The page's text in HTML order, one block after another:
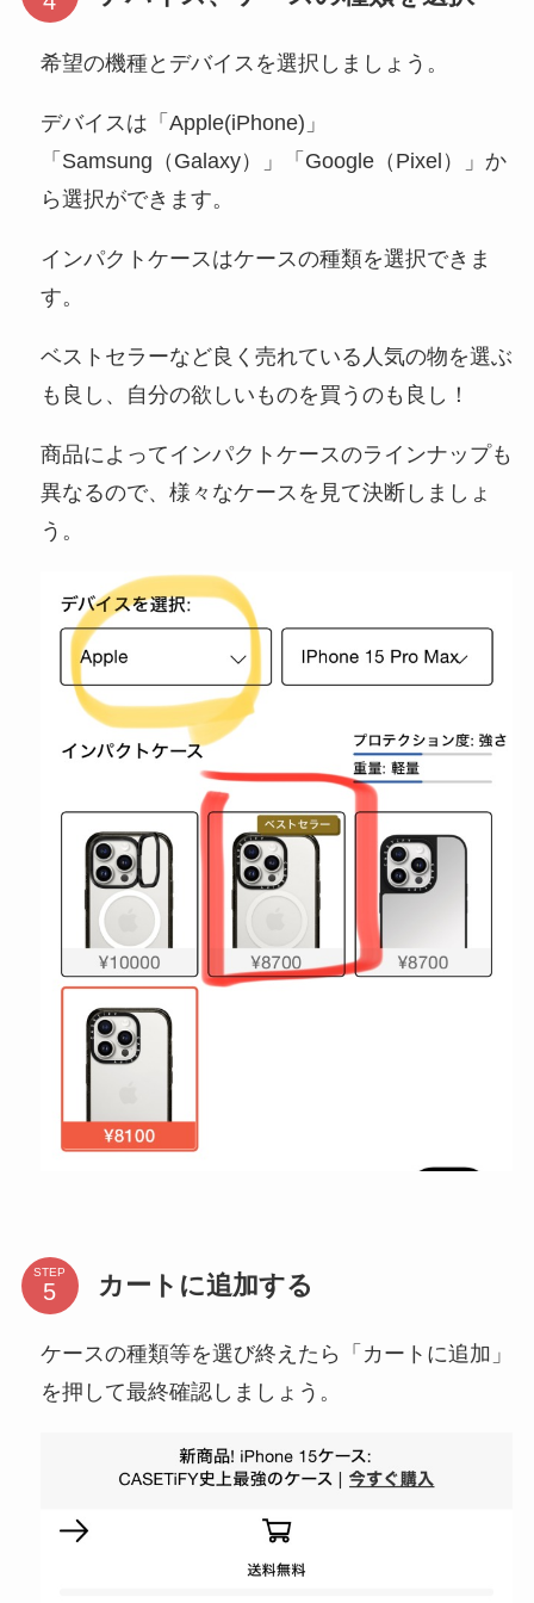
希望の機種とデバイスを選択しましょう。
デバイスは「Apple(iPhone)」
「Samsung（Galaxy）」「Google（Pixel）」か
ら選択ができます。
インパクトケースはケースの種類を選択できま
す。
ベストセラーなど良く売れている人気の物を選ぶ
も良し、自分の欲しいものを買うのも良し！
商品によってインパクトケースのラインナップも
異なるので、様々なケースを見て決断しましょ
う。
STEP カートに追加する
ケースの種類等を選び終えたら「カートに追加」
を押して最終確認しましょう。